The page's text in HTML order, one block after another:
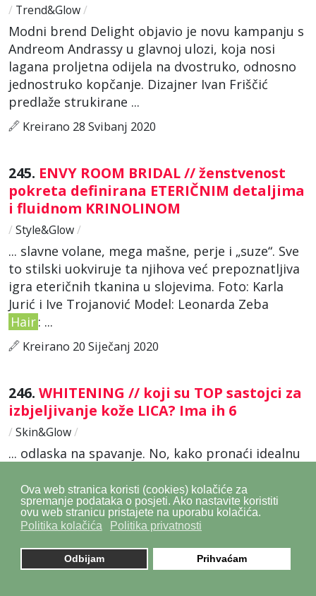
Ova web stranica koristi (cookies) kolačiće za
spremanje podataka o posjeti. Ako nastavite koristiti
ovu web stranicu pristajete na uporabu kolačića.
Politika kolačića
Politika privatnosti
Odbijam Prihvaćam
/ Trend&Glow/
Modni brend Delight objavio je novu kampanju s
Andreom Andrassy u glavnoj ulozi, koja nosi
lagana proljetna odijela na dvostruko, odnosno
jednostruko kopčanje. Dizajner Ivan Friščić
predlaže strukirane ...
Kreirano 28 Svibanj 2020
245. ENVY ROOM BRIDAL // ženstvenost
pokreta definirana ETERIČNIM detaljima
i fluidnom KRINOLINOM
/ Style&Glow/
... slavne volane, mega mašne, perje i „suze“. Sve
to stilski uokviruje ta njihova već prepoznatljiva
igra eteričnih tkanina u slojevima. Foto: Karla
Jurić i Ive Trojanović Model: Leonarda Zeba
Hair: ...
Kreirano 20 Siječanj 2020
246. WHITENING // koji su TOP sastojci za
izbjeljivanje kože LICA? Ima ih 6
/ Skin&Glow/
... odlaska na spavanje. No, kako pronaći idealnu
sastojke. Photography: Katelijne Verbruggen.
Styling: Anna Sokolowska. Hair& Make-up:
Magdalena Loza at ...
Kreirano 14 Siječanj 2020